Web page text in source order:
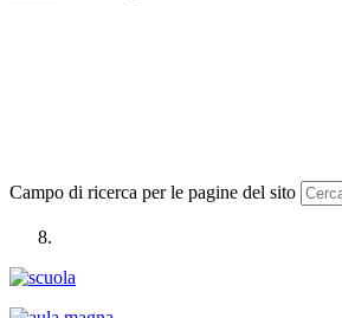
Campo di ricerca per le pagine del sito